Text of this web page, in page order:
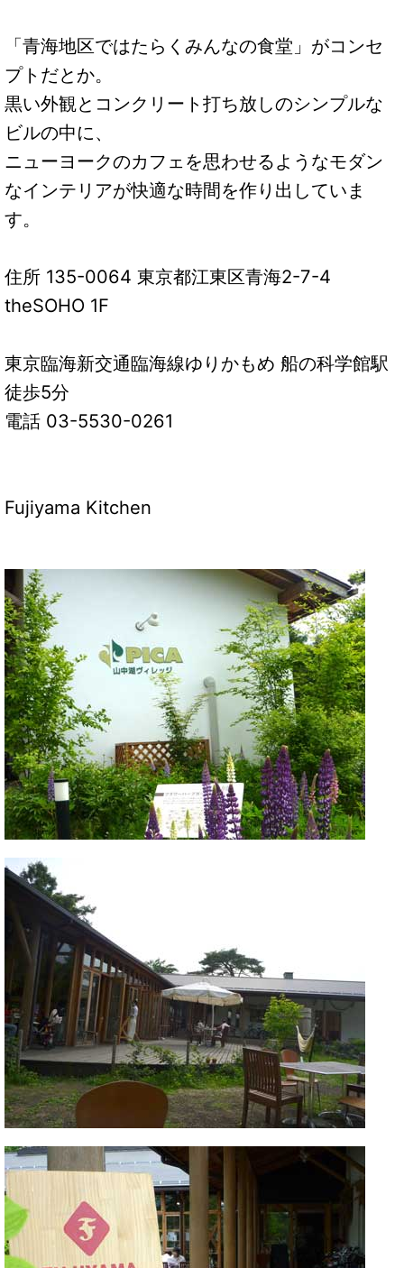
「青海地区ではたらくみんなの食堂」がコンセ
プトだとか。
黒い外観とコンクリート打ち放しのシンプルな
ビルの中に、
ニューヨークのカフェを思わせるようなモダン
なインテリアが快適な時間を作り出していま
す。
住所 135-0064 東京都江東区青海2-7-4
theSOHO 1F
東京臨海新交通臨海線ゆりかもめ 船の科学館駅
徒歩5分
電話 03-5530-0261
Fujiyama Kitchen